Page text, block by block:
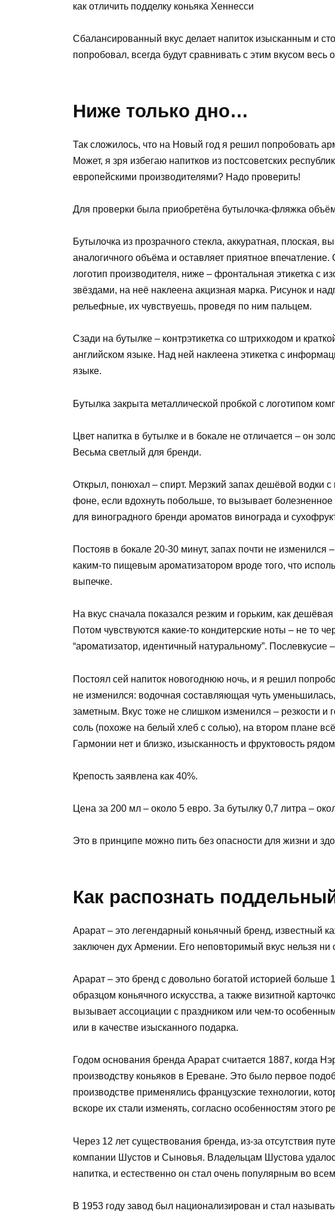
как отличить подделку коньяка Хеннесси
Сбалансированный вкус делает напиток изысканным и
попробовал, всегда будут сравнивать с этим вкусом весь
Ниже только дно…
Так сложилось, что на Новый год я решил попробовать
Может, я зря избегаю напитков из постсоветских
европейскими производителями? Надо проверить!
Для проверки была приобретёна бутылочка-фляжка
Бутылочка из прозрачного стекла, аккуратная, плоская,
аналогичного объёма и оставляет приятное
логотип производителя, ниже – фронтальная этикетка с
звёздами, на неё наклеена акцизная марка. Рисунок и
рельефные, их чувствуешь, проведя по ним пальцем.
Сзади на бутылке – контрэтикетка со штрихкодом и
английском языке. Над ней наклеена этикетка с
языке.
Бутылка закрыта металлической пробкой с логотипом
Цвет напитка в бутылке и в бокале не отличается – он
Весьма светлый для бренди.
Открыл, понюхал – спирт. Мерзкий запах дешёвой водки
фоне, если вдохнуть побольше, то вызывает
для виноградного бренди ароматов винограда и
Постояв в бокале 20-30 минут, запах почти не изменился
каким-то пищевым ароматизатором вроде того, что
выпечке.
На вкус сначала показался резким и горьким, как
Потом чувствуются какие-то кондитерские ноты – не то
“ароматизатор, идентичный натуральному”. Послевкусие
Постоял сей напиток новогоднюю ночь, и я решил
не изменился: водочная составляющая чуть
заметным. Вкус тоже не слишком изменился – резкости и
соль (похоже на белый хлеб с солью), на втором плане
Гармонии нет и близко, изысканность и фруктовость
Крепость заявлена как 40%.
Цена за 200 мл – около 5 евро. За бутылку 0,7 литра –
Это в принципе можно пить без опасности для жизни и
Как распознать
Арарат – это легендарный коньячный бренд, известный
заключен дух Армении. Его неповторимый вкус нельзя ни
Арарат – это бренд с довольно богатой историей больше
образцом коньячного искусства, а также визитной
вызывает ассоциации с праздником или чем-то
или в качестве изысканного подарка.
Годом основания бренда Арарат считается 1887, когда
производству коньяков в Ереване. Это было первое
производстве применялись французские технологии,
вскоре их стали изменять, согласно особенностям этого
Через 12 лет существования бренда, из-за отсутствия
компании Шустов и Сыновья. Владельцам Шустова
напитка, и естественно он стал очень популярным во
В 1953 году завод был национализирован и стал